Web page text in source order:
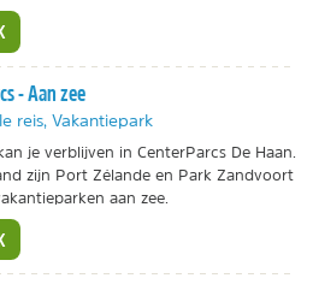
- Aan zee
reis, Vakantiepark
je verblijven in CenterParcs De Haan.
zijn Port Zélande en Park Zandvoort
aan zee.